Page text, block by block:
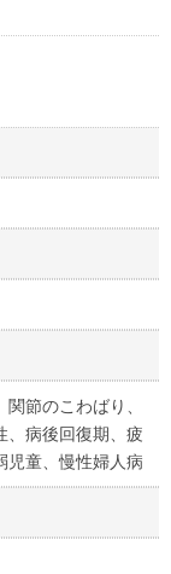
節のこわばり、
、病後回復期、疲
児童、慢性婦人病